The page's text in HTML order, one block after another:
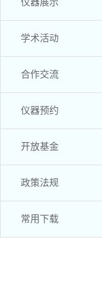
仪器展示
学术活动
合作交流
仪器预约
开放基金
政策法规
常用下载